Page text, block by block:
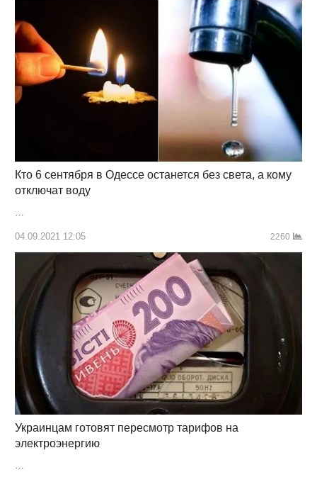
Кто 6 сентября в Одессе останется без света, а кому
отключат воду
04.09.2021 12:05 2260
Украинцам готовят пересмотр тарифов на
электроэнергию